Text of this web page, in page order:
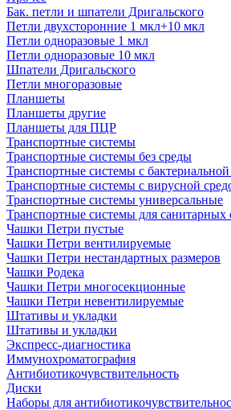
Бак. петли и шпатели Дригальского
Петли двухсторонние 1 мкл+10 мкл
Петли одноразовые 1 мкл
Петли одноразовые 10 мкл
Шпатели Дригальского
Петли многоразовые
Планшеты
Планшеты другие
Планшеты для ПЦР
Транспортные системы
Транспортные системы без среды
Транспортные системы с бактериальной
Транспортные системы с вирусной
Транспортные системы универсальные
Транспортные системы для санитарных
Чашки Петри пустые
Чашки Петри вентилируемые
Чашки Петри нестандартных размеров
Чашки Родека
Чашки Петри многосекционные
Чашки Петри невентилируемые
Штативы и укладки
Штативы и укладки
Экспресс-диагностика
Иммунохроматография
Антибиотикочувствительность
Диски
Наборы для